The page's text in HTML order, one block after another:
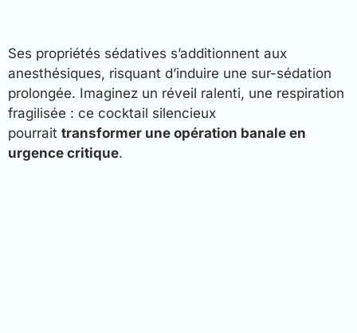
Ses propriétés sédatives s’additionnent aux
anesthésiques, risquant d’induire une sur-sédation
prolongée. Imaginez un réveil ralenti, une respiration
fragilisée : ce cocktail silencieux
pourrait transformer une opération banale en
urgence critique.